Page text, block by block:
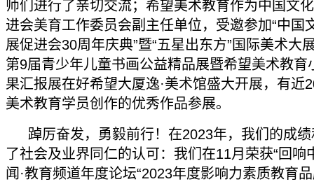
师们进行了亲切交流；希望美术教育作为中国文
进会美育工作委员会副主任单位，受邀参加“中国
展促进会30周年庆典”暨“五星出东方”国际美术大
第9届青少年儿童书画公益精品展暨希望美术教育
果汇报展在好希望大厦逸·美术馆盛大开展，有近
美术教育学员创作的优秀作品参展。
踔厉奋发，勇毅前行！在2023年，我们的成
了社会及业界同仁的认可：我们在11月荣获“回响
闻·教育频道年度论坛“2023年度影响力素质教育